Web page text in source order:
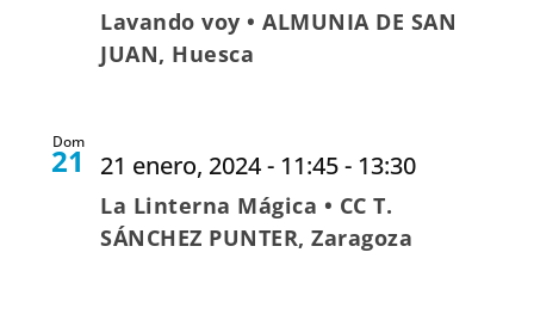
Lavando voy • ALMUNIA DE SAN
JUAN, Huesca
Dom
21 21 enero, 2024 - 11:45- 13:30
La Linterna Mágica • CC T.
SÁNCHEZ PUNTER, Zaragoza